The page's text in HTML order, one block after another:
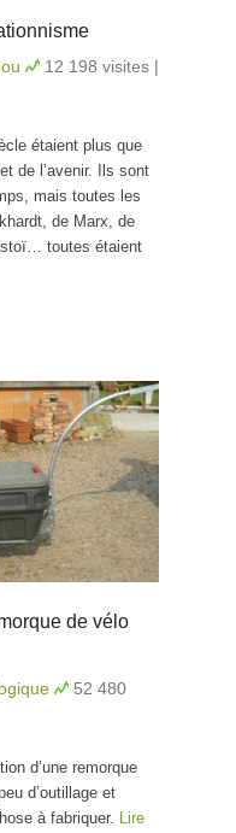
12 198 visites |
étaient plus que
de l’avenir. Ils sont
mais toutes les
de Marx, de
toutes étaient
de vélo
52 480
d’une remorque
d’outillage et
à fabriquer. Lire